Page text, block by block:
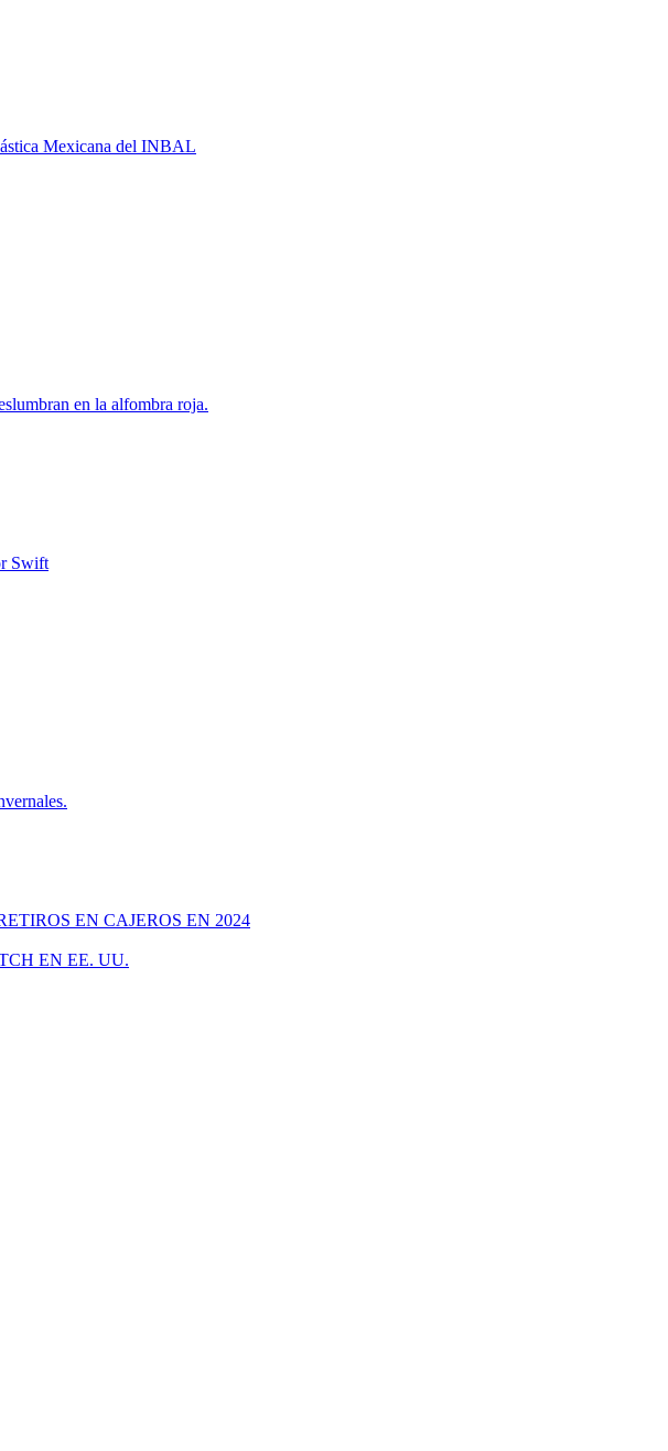
Mexicana del INBAL
en la alfombra roja.
Swift
EN CAJEROS EN 2024
EN EE. UU.